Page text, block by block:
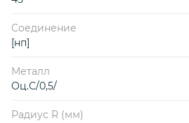
Соединение
[нп]
Металл
Оц.С/0,5/
Радиус R (мм)